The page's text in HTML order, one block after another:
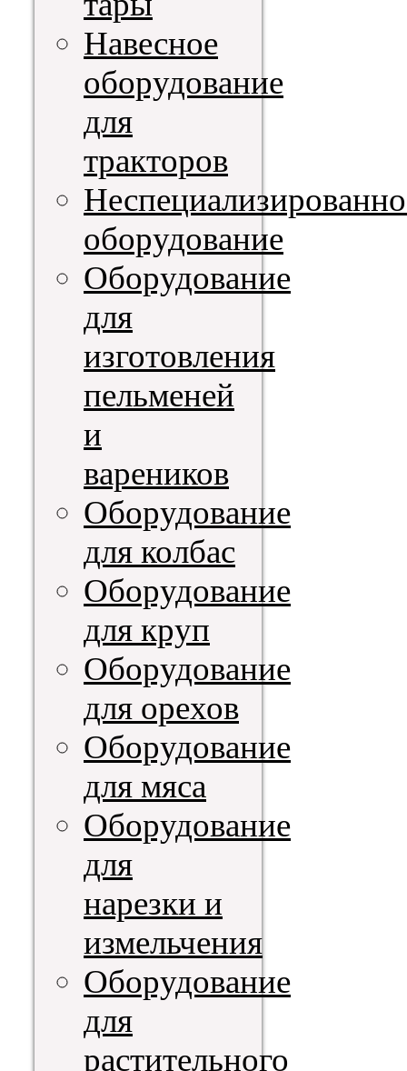
Навесное
оборудование
для
тракторов
оборудование
Оборудование
для
изготовления
пельменей
и
вареников
Оборудование
для колбас
Оборудование
для круп
Оборудование
для орехов
Оборудование
для мяса
Оборудование
для
нарезки и
измельчения
Оборудование
для
растительного